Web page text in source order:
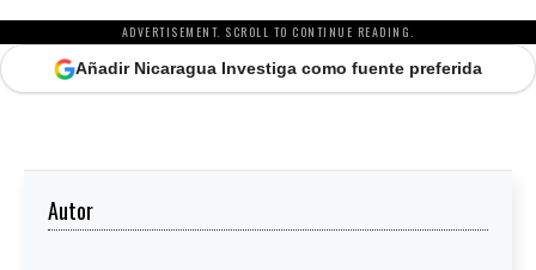
ADVERTISEMENT. SCROLL TO CONTINUE READING.
Añadir Nicaragua Investiga como fuente preferida
Autor